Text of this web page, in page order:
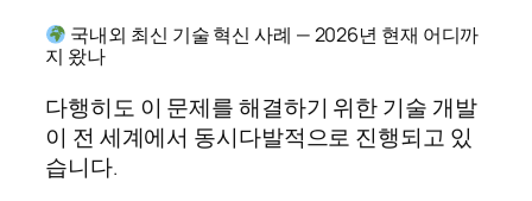
국내외 최신 기술 혁신 사례 — 2026년 현재 어디까
지 왔나
다행히도 이 문제를 해결하기 위한 기술 개발
이 전 세계에서 동시다발적으로 진행되고 있
습니다.